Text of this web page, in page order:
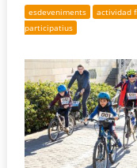
esdeveniments actividad
participatius